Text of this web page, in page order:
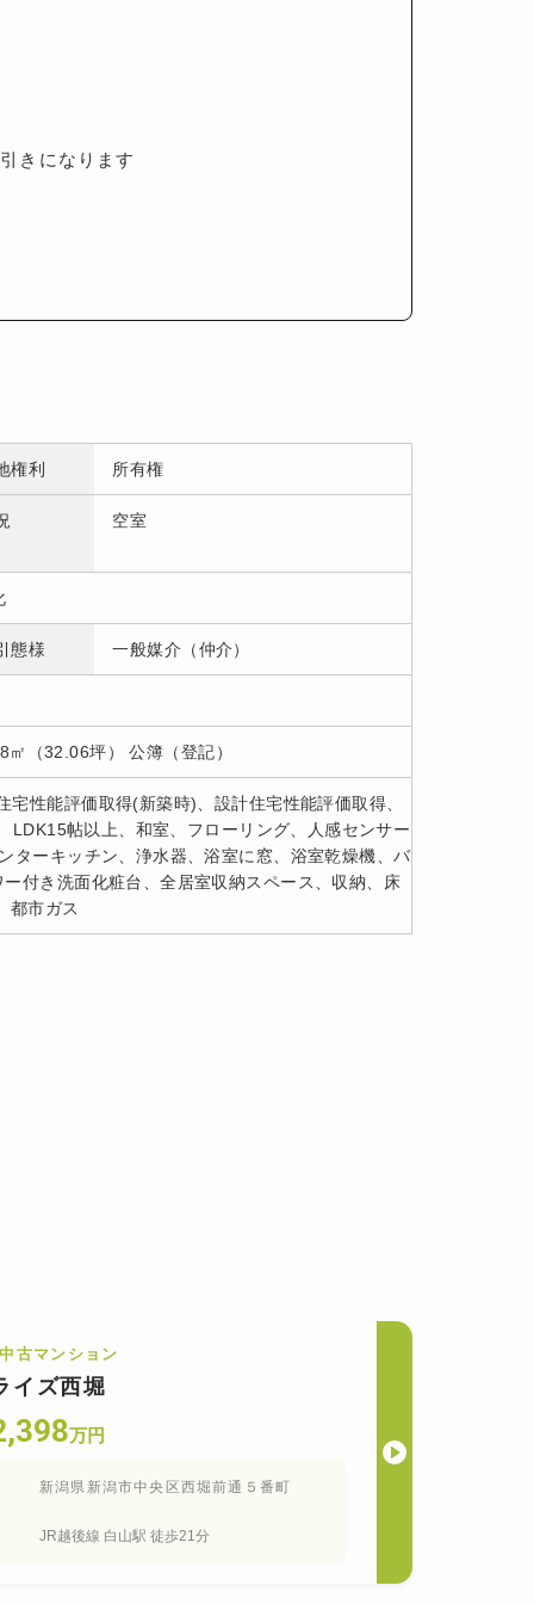
きになります
権利 所有権
空室
態様 一般媒介（仲介）
㎡（32.06坪） 公簿（登記）
性能評価取得(新築時)、設計住宅性能評価取得、
帖以上、和室、フローリング、人感センサー
ターキッチン、浄水器、浴室に窓、浴室乾燥機、バ
付き洗面化粧台、全居室収納スペース、収納、床
都市ガス
中古マンション
イズ西堀
万円
新潟県新潟市中央区西堀前通５番町
JR越後線 白山駅 徒歩21分